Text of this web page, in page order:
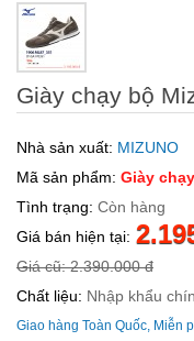
Giày chạy bộ
Nhà sản xuất: MIZUNO
Mã sản phẩm: Giày
Tình trạng: Còn hàng
Giá bán hiện tại:
Giá cũ: 2.390.000 đ
Chất liệu: Nhập khẩu
Giao hàng Toàn Quốc, Miễn